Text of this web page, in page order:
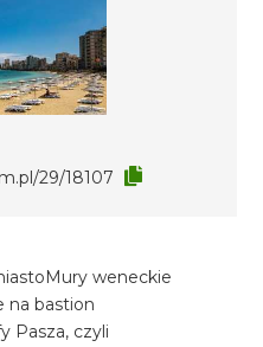
29/18107
weneckie
na bastion
Pasza, czyli